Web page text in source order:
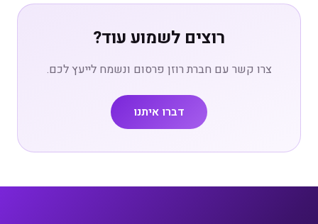
רוצים לשמוע עוד?
צרו קשר עם חברת רוזן פרסום ונשמח לייעץ לכם.
דברו איתנו